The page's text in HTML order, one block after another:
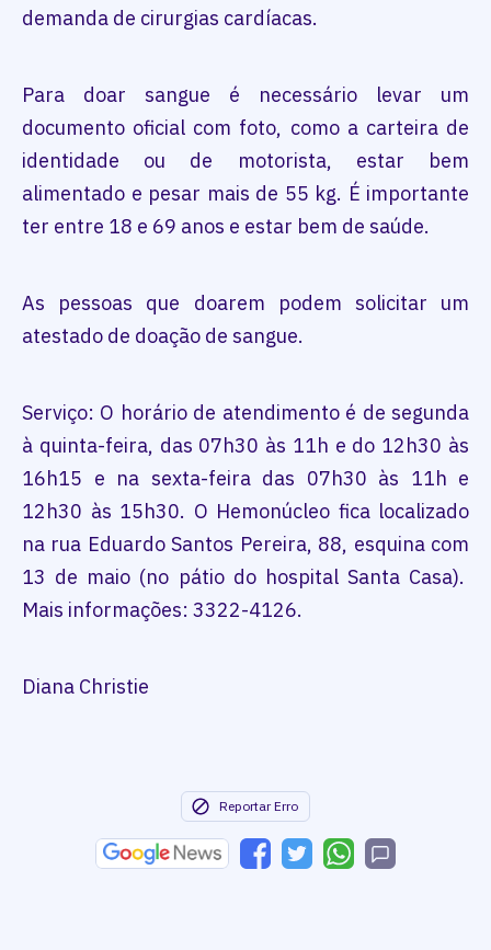
demanda de cirurgias cardíacas.
Para doar sangue é necessário levar um
documento oficial com foto, como a carteira de
identidade ou de motorista, estar bem
alimentado e pesar mais de 55 kg. É importante
ter entre 18 e 69 anos e estar bem de saúde.
As pessoas que doarem podem solicitar um
atestado de doação de sangue.
Serviço: O horário de atendimento é de segunda
à quinta-feira, das 07h30 às 11h e do 12h30 às
16h15 e na sexta-feira das 07h30 às 11h e
12h30 às 15h30. O Hemonúcleo fica localizado
na rua Eduardo Santos Pereira, 88, esquina com
13 de maio (no pátio do hospital Santa Casa).
Mais informações: 3322-4126.
Diana Christie
Reportar Erro